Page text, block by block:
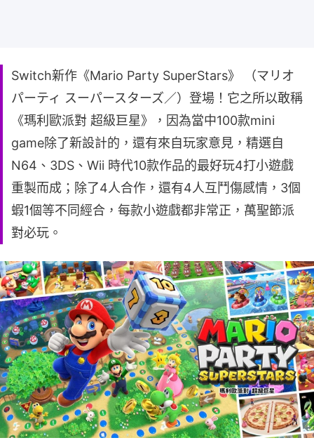
Switch新作《Mario Party SuperStars》 （マリオ
パーティ スーパースターズ／）登場！它之所以敢稱
《瑪利歐派對 超級巨星》，因為當中100款mini
game除了新設計的，還有來自玩家意見，精選自
N64、3DS、Wii 時代10款作品的最好玩4打小遊戲
重製而成；除了4人合作，還有4人互鬥傷感情，3個
蝦1個等不同經合，每款小遊戲都非常正，萬聖節派
對必玩。